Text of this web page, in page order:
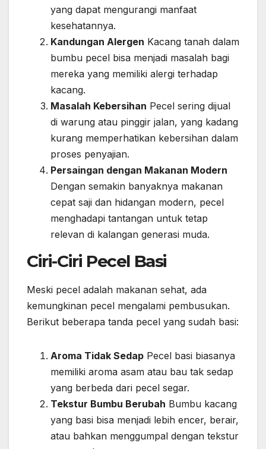
yang dapat mengurangi manfaat
kesehatannya.
Kandungan Alergen Kacang tanah dalam
bumbu pecel bisa menjadi masalah bagi
mereka yang memiliki alergi terhadap
kacang.
Masalah Kebersihan Pecel sering dijual
di warung atau pinggir jalan, yang kadang
kurang memperhatikan kebersihan dalam
proses penyajian.
Persaingan dengan Makanan Modern
Dengan semakin banyaknya makanan
cepat saji dan hidangan modern, pecel
menghadapi tantangan untuk tetap
relevan di kalangan generasi muda.
Ciri-Ciri Pecel Basi
Meski pecel adalah makanan sehat, ada
kemungkinan pecel mengalami pembusukan.
Berikut beberapa tanda pecel yang sudah basi:
Aroma Tidak Sedap Pecel basi biasanya
memiliki aroma asam atau bau tak sedap
yang berbeda dari pecel segar.
Tekstur Bumbu Berubah Bumbu kacang
yang basi bisa menjadi lebih encer, berair,
atau bahkan menggumpal dengan tekstur